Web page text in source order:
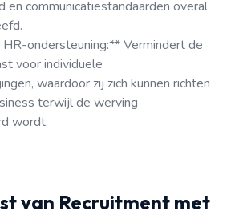
en communicatiestandaarden overal
ondersteuning:** Vermindert de
voor individuele
waardoor zij zich kunnen richten
terwijl de werving
wordt.
van Recruitment met